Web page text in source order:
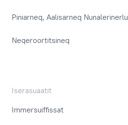
Piniarneq, Aalisarneq Nunalerinerlu
Neqeroortitsineq
Iserasuaatit
Immersuiffissat